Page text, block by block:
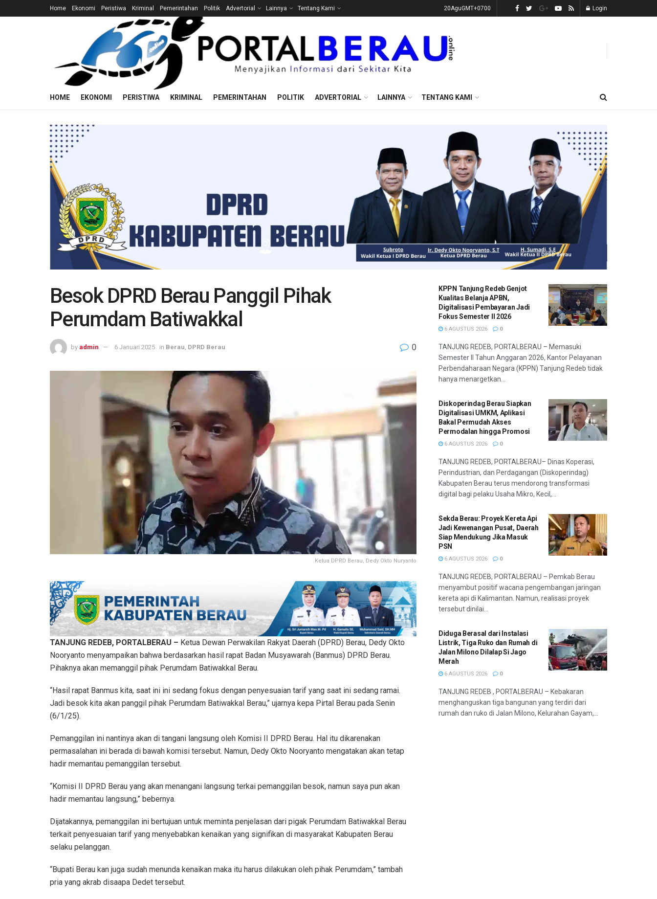
Home Ekonomi Peristiwa Kriminal Pemerintahan Politik Advertorial Lainnya Tentang Kami 20AguGMT+0700 Login
HOME EKONOMI PERISTIWA KRIMINAL PEMERINTAHAN POLITIK ADVERTORIAL LAINNYA TENTANG KAMI
Besok DPRD Berau Panggil Pihak
Perumdam Batiwakkal
by admin 6 Januari 2025 in Berau, DPRD Berau 0
Ketua DPRD Berau, Dedy Okto Nuryanto
TANJUNG REDEB, PORTALBERAU – Ketua Dewan Perwakilan Rakyat Daerah (DPRD) Berau, Dedy Okto
Nooryanto menyampaikan bahwa berdasarkan hasil rapat Badan Musyawarah (Banmus) DPRD Berau.
Pihaknya akan memanggil pihak Perumdam Batiwakkal Berau.
“Hasil rapat Banmus kita, saat ini ini sedang fokus dengan penyesuaian tarif yang saat ini sedang ramai.
Jadi besok kita akan panggil pihak Perumdam Batiwakkal Berau,” ujarnya kepa Pirtal Berau pada Senin
(6/1/25).
Pemanggilan ini nantinya akan di tangani langsung oleh Komisi II DPRD Berau. Hal itu dikarenakan
permasalahan ini berada di bawah komisi tersebut. Namun, Dedy Okto Nooryanto mengatakan akan tetap
hadir memantau pemanggilan tersebut.
“Komisi II DPRD Berau yang akan menangani langsung terkai pemanggilan besok, namun saya pun akan
hadir memantau langsung,” bebernya.
Dijatakannya, pemanggilan ini bertujuan untuk meminta penjelasan dari pigak Perumdam Batiwakkal Berau
terkait penyesuaian tarif yang menyebabkan kenaikan yang signifikan di masyarakat Kabupaten Berau
selaku pelanggan.
“Bupati Berau kan juga sudah menunda kenaikan maka itu harus dilakukan oleh pihak Perumdam,” tambah
pria yang akrab disaapa Dedet tersebut.
KPPN Tanjung Redeb Genjot
Kualitas Belanja APBN,
Digitalisasi Pembayaran Jadi
Fokus Semester II 2026
6 AGUSTUS 2026 0
TANJUNG REDEB, PORTALBERAU – Memasuki
Semester II Tahun Anggaran 2026, Kantor Pelayanan
Perbendaharaan Negara (KPPN) Tanjung Redeb tidak
hanya menargetkan...
Diskoperindag Berau Siapkan
Digitalisasi UMKM, Aplikasi
Bakal Permudah Akses
Permodalan hingga Promosi
6 AGUSTUS 2026 0
TANJUNG REDEB, PORTALBERAU– Dinas Koperasi,
Perindustrian, dan Perdagangan (Diskoperindag)
Kabupaten Berau terus mendorong transformasi
digital bagi pelaku Usaha Mikro, Kecil,...
Sekda Berau: Proyek Kereta Api
Jadi Kewenangan Pusat, Daerah
Siap Mendukung Jika Masuk
PSN
6 AGUSTUS 2026 0
TANJUNG REDEB, PORTALBERAU – Pemkab Berau
menyambut positif wacana pengembangan jaringan
kereta api di Kalimantan. Namun, realisasi proyek
tersebut dinilai...
Diduga Berasal dari Instalasi
Listrik, Tiga Ruko dan Rumah di
Jalan Milono Dilalap Si Jago
Merah
6 AGUSTUS 2026 0
TANJUNG REDEB , PORTALBERAU – Kebakaran
menghanguskan tiga bangunan yang terdiri dari
rumah dan ruko di Jalan Milono, Kelurahan Gayam,...